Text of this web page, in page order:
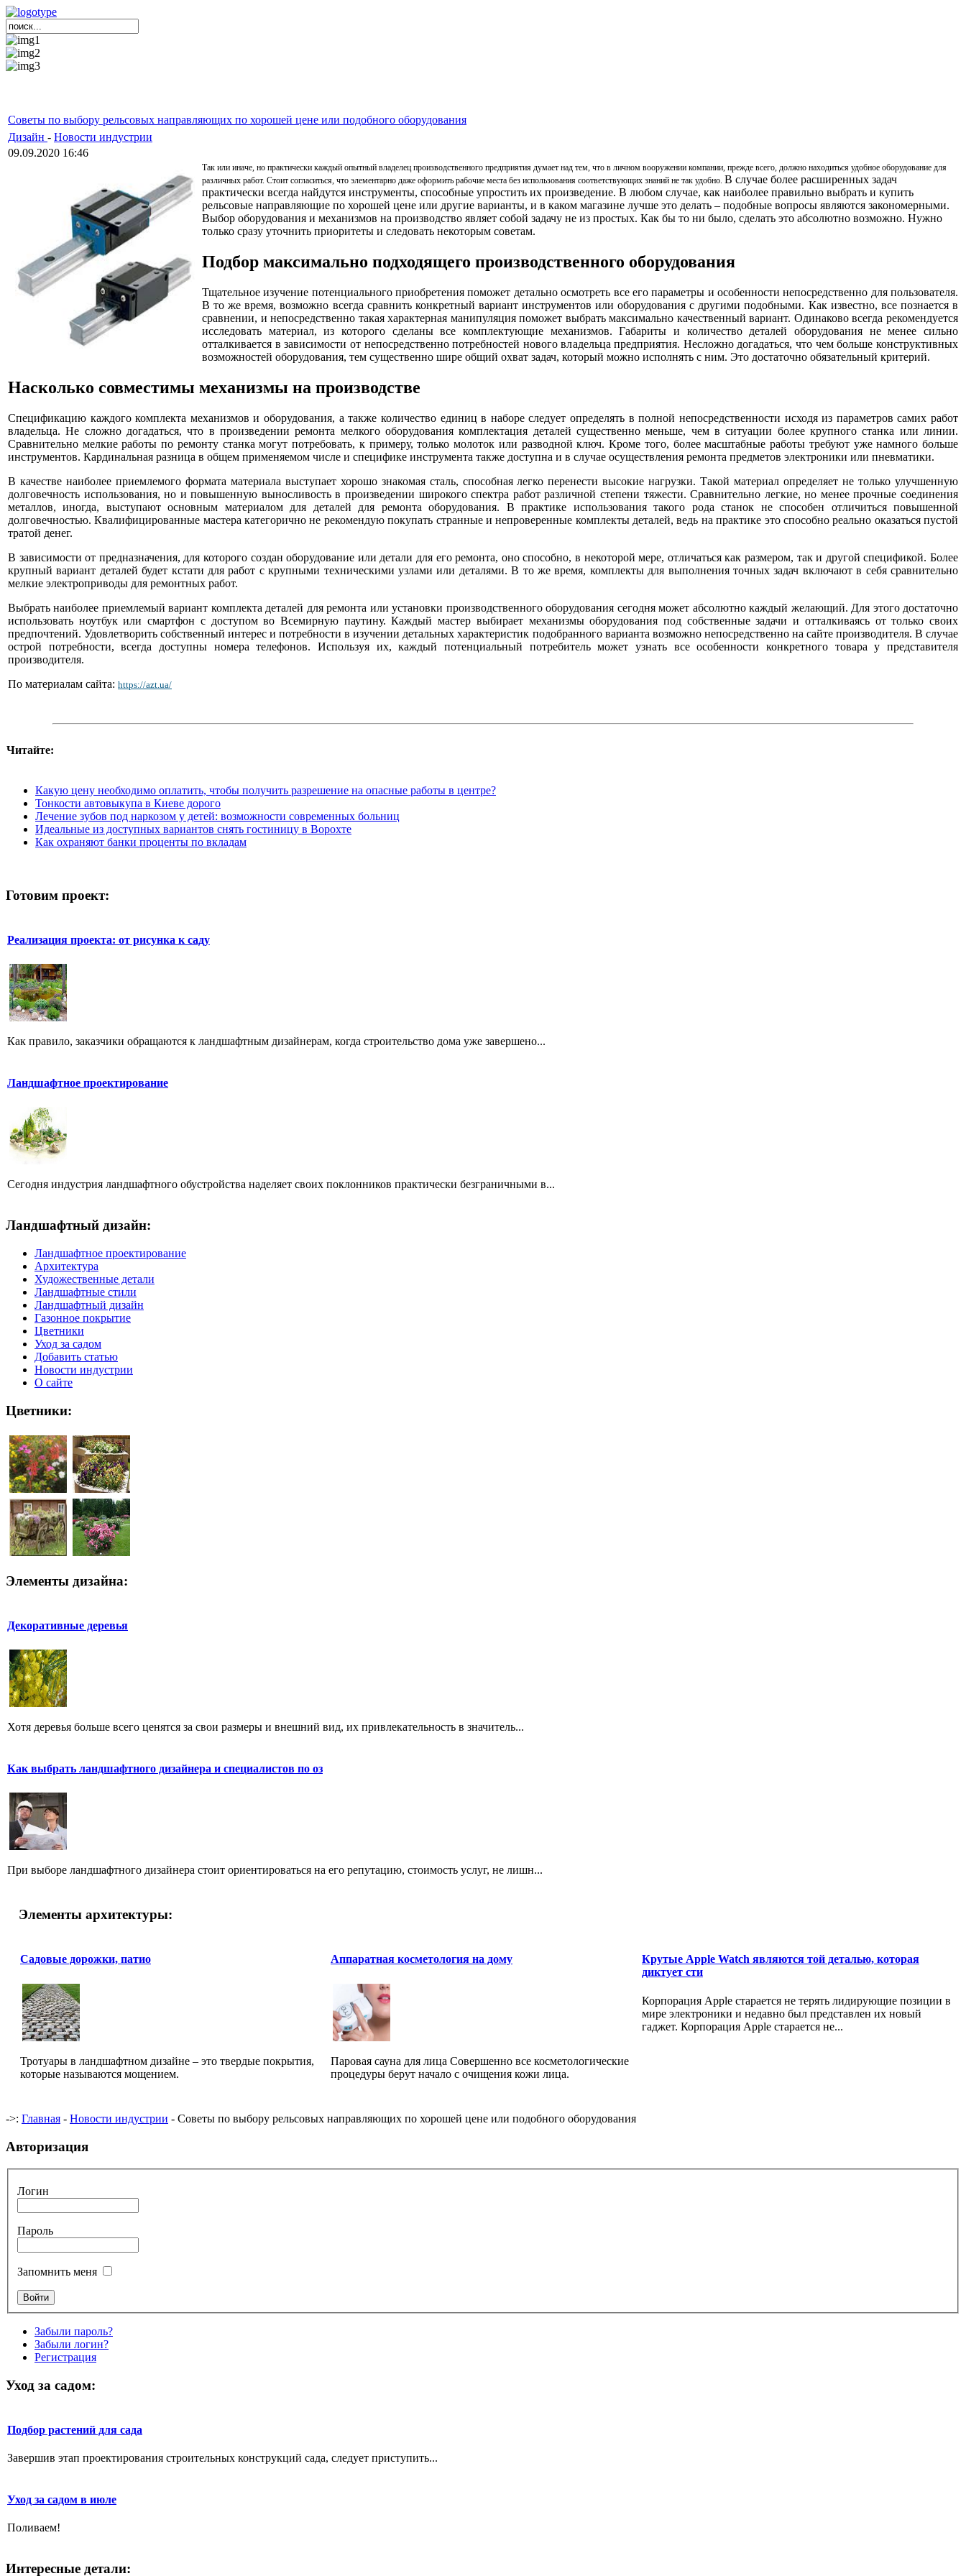
Советы по выбору рельсовых направляющих по хорошей цене или подобного оборудования
Дизайн - Новости индустрии
09.09.2020 16:46
Так или иначе, но практически каждый опытный владелец производственного предприятия думает над тем, что в личном вооружении компании, прежде всего, должно находиться удобное оборудование для
различных работ. Стоит согласиться, что элементарно даже оформить рабочие места без использования соответствующих знаний не так удобно. В случае более расширенных задач
практически всегда найдутся инструменты, способные упростить их произведение. В любом случае, как наиболее правильно выбрать и купить
рельсовые направляющие по хорошей цене или другие варианты, и в каком магазине лучше это делать – подобные вопросы являются закономерными.
Выбор оборудования и механизмов на производство являет собой задачу не из простых. Как бы то ни было, сделать это абсолютно возможно. Нужно
только сразу уточнить приоритеты и следовать некоторым советам.
Подбор максимально подходящего производственного оборудования
Тщательное изучение потенциального приобретения поможет детально осмотреть все его параметры и особенности непосредственно для пользователя.
В то же время, возможно всегда сравнить конкретный вариант инструментов или оборудования с другими подобными. Как известно, все познается в
сравнении, и непосредственно такая характерная манипуляция поможет выбрать максимально качественный вариант. Одинаково всегда рекомендуется
исследовать материал, из которого сделаны все комплектующие механизмов. Габариты и количество деталей оборудования не менее сильно
отталкивается в зависимости от непосредственно потребностей нового владельца предприятия. Несложно догадаться, что чем больше конструктивных
возможностей оборудования, тем существенно шире общий охват задач, который можно исполнять с ним. Это достаточно обязательный критерий.
Насколько совместимы механизмы на производстве
Спецификацию каждого комплекта механизмов и оборудования, а также количество единиц в наборе следует определять в полной непосредственности исходя из параметров самих работ
владельца. Не сложно догадаться, что в произведении ремонта мелкого оборудования комплектация деталей существенно меньше, чем в ситуации более крупного станка или линии.
Сравнительно мелкие работы по ремонту станка могут потребовать, к примеру, только молоток или разводной ключ. Кроме того, более масштабные работы требуют уже намного больше
инструментов. Кардинальная разница в общем применяемом числе и специфике инструмента также доступна и в случае осуществления ремонта предметов электроники или пневматики.
В качестве наиболее приемлемого формата материала выступает хорошо знакомая сталь, способная легко перенести высокие нагрузки. Такой материал определяет не только улучшенную
долговечность использования, но и повышенную выносливость в произведении широкого спектра работ различной степени тяжести. Сравнительно легкие, но менее прочные соединения
металлов, иногда, выступают основным материалом для деталей для ремонта оборудования. В практике использования такого рода станок не способен отличиться повышенной
долговечностью. Квалифицированные мастера категорично не рекомендую покупать странные и непроверенные комплекты деталей, ведь на практике это способно реально оказаться пустой
тратой денег.
В зависимости от предназначения, для которого создан оборудование или детали для его ремонта, оно способно, в некоторой мере, отличаться как размером, так и другой спецификой. Более
крупный вариант деталей будет кстати для работ с крупными техническими узлами или деталями. В то же время, комплекты для выполнения точных задач включают в себя сравнительно
мелкие электроприводы для ремонтных работ.
Выбрать наиболее приемлемый вариант комплекта деталей для ремонта или установки производственного оборудования сегодня может абсолютно каждый желающий. Для этого достаточно
использовать ноутбук или смартфон с доступом во Всемирную паутину. Каждый мастер выбирает механизмы оборудования под собственные задачи и отталкиваясь от только своих
предпочтений. Удовлетворить собственный интерес и потребности в изучении детальных характеристик подобранного варианта возможно непосредственно на сайте производителя. В случае
острой потребности, всегда доступны номера телефонов. Используя их, каждый потенциальный потребитель может узнать все особенности конкретного товара у представителя
производителя.
По материалам сайта: https://azt.ua/
Читайте:
Какую цену необходимо оплатить, чтобы получить разрешение на опасные работы в центре?
Тонкости автовыкупа в Киеве дорого
Лечение зубов под наркозом у детей: возможности современных больниц
Идеальные из доступных вариантов снять гостиницу в Ворохте
Как охраняют банки проценты по вкладам
Готовим проект:
Реализация проекта: от рисунка к саду
Как правило, заказчики обращаются к ландшафтным дизайнерам, когда строительство дома уже завершено...
Ландшафтное проектирование
Сегодня индустрия ландшафтного обустройства наделяет своих поклонников практически безграничными в...
Ландшафтный дизайн:
Ландшафтное проектирование
Архитектура
Художественные детали
Ландшафтные стили
Ландшафтный дизайн
Газонное покрытие
Цветники
Уход за садом
Добавить статью
Новости индустрии
О сайте
Цветники:
Элементы дизайна:
Декоративные деревья
Хотя деревья больше всего ценятся за свои размеры и внешний вид, их привлекательность в значитель­...
Как выбрать ландшафтного дизайнера и специалистов по оз
При выборе ландшафтного дизайнера стоит ориентироваться на его репутацию, стоимость услуг, не лишн...
Элементы архитектуры:
Садовые дорожки, патио
Тротуары в ландшафтном дизайне – это твердые покрытия,
которые называются мощением.
Аппаратная косметология на дому
Паровая сауна для лица Совершенно все косметологические
процедуры берут начало с очищения кожи лица.
Крутые Apple Watch являются той деталью, которая
диктует сти
Корпорация Apple старается не терять лидирующие позиции в
мире электроники и недавно был представлен их новый
гаджет. Корпорация Apple старается не...
->: Главная - Новости индустрии - Советы по выбору рельсовых направляющих по хорошей цене или подобного оборудования
Авторизация
Логин
Пароль
Запомнить меня
Забыли пароль?
Забыли логин?
Регистрация
Уход за садом:
Подбор растений для сада
Завершив этап проектирования строительных конструкций сада, следует приступить...
Уход за садом в июле
Поливаем!
Интересные детали: